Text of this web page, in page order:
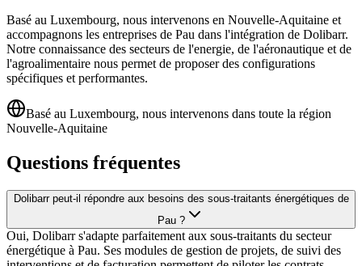
Basé au Luxembourg, nous intervenons en Nouvelle-Aquitaine et
accompagnons les entreprises de Pau dans l'intégration de Dolibarr.
Notre connaissance des secteurs de l'energie, de l'aéronautique et de
l'agroalimentaire nous permet de proposer des configurations
spécifiques et performantes.
Basé au Luxembourg, nous intervenons dans toute la région
Nouvelle-Aquitaine
Questions fréquentes
Dolibarr peut-il répondre aux besoins des sous-traitants énergétiques de
Pau ?
Oui, Dolibarr s'adapte parfaitement aux sous-traitants du secteur
énergétique à Pau. Ses modules de gestion de projets, de suivi des